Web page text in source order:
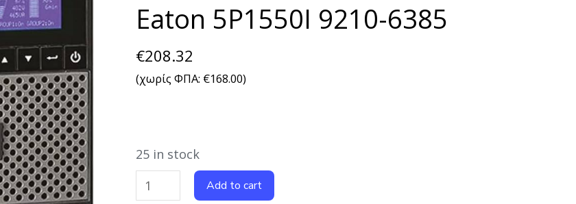
Eaton 5P1550I 9210-6385
€208.32
(χωρίς ΦΠΑ: €168.00)
25 in stock
Add to cart